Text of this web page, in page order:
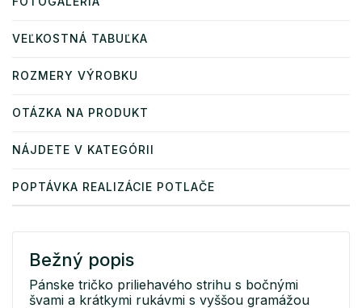
VEĽKOSTNÁ TABUĽKA
ROZMERY VÝROBKU
OTÁZKA NA PRODUKT
NÁJDETE V KATEGÓRII
POPTÁVKA REALIZÁCIE POTLAČE
Bežný popis
Pánske tričko priliehavého strihu s bočnými
švami a krátkymi rukávmi s vyššou gramážou